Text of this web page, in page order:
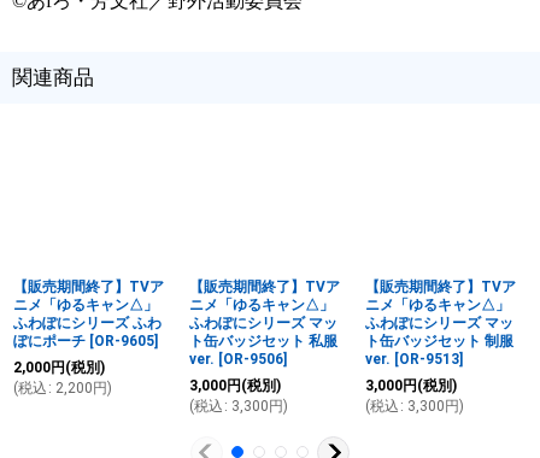
関連商品
【販売期間終了】TVア
ニメ「ゆるキャン△」
ふわぽにシリーズ ふわ
ぽにポーチ [OR-9605]
2,000円 (税別)
(税込 : 2,200 円)
【販売期間終了】TVア
ニメ「ゆるキャン△」
ふわぽにシリーズ マッ
ト缶バッジセット 私服
ver. [OR-9506]
3,000円 (税別)
(税込 : 3,300 円)
【販売期間終了】TVア
ニメ「ゆるキャン△」
ふわぽにシリーズ マッ
ト缶バッジセット 制服
ver. [OR-9513]
3,000円 (税別)
(税込 : 3,300 円)